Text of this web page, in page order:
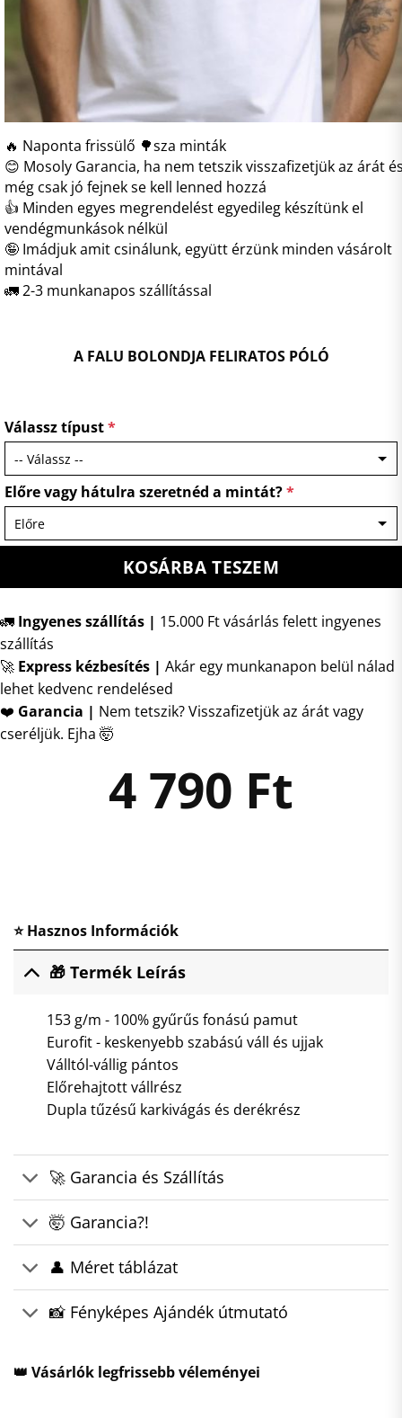
🔥 Naponta frissülő 🌳sza minták
😊 Mosoly Garancia, ha nem tetszik visszafizetjük az árát
még csak jó fejnek se kell lenned hozzá
👍 Minden egyes megrendelést egyedileg készítünk el
vendégmunkások nélkül
🤪 Imádjuk amit csinálunk, együtt érzünk minden vásárolt
mintával
🚛 2-3 munkanapos szállítással
A FALU BOLONDJA FELIRATOS PÓLÓ
Válassz típust*
Előre vagy hátulra szeretnéd a mintát?*
KOSÁRBA TESZEM
🚛 Ingyenes szállítás | 15.000 Ft vásárlás felett ingyenes
szállítás
🚀 Express kézbesítés | Akár egy munkanapon belül nálad
lehet kedvenc rendelésed
❤️ Garancia | Nem tetszik? Visszafizetjük az árát vagy
cseréljük. Ejha 🤯
4 790 Ft
⭐ Hasznos Információk
🎁 Termék Leírás
153 g/m - 100% gyűrűs fonású pamut
Eurofit - keskenyebb szabású váll és ujjak
Válltól-vállig pántos
Előrehajtott vállrész
Dupla tűzésű karkivágás és derékrész
🚀 Garancia és Szállítás
🤯 Garancia?!
👤 Méret táblázat
📸 Fényképes Ajándék útmutató
👑 Vásárlók legfrissebb véleményei